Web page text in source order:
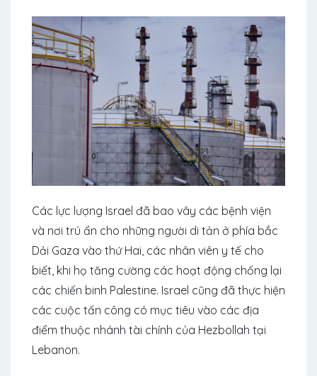
Các lực lượng Israel đã bao vây các bệnh viện
và nơi trú ẩn cho những người di tản ở phía bắc
Dải Gaza vào thứ Hai, các nhân viên y tế cho
biết, khi họ tăng cường các hoạt động chống lại
các chiến binh Palestine. Israel cũng đã thực hiện
các cuộc tấn công có mục tiêu vào các địa
điểm thuộc nhánh tài chính của Hezbollah tại
Lebanon.